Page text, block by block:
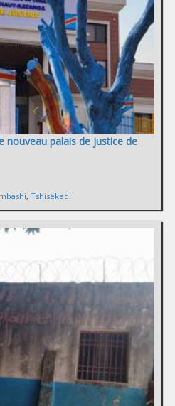
nouveau palais de justice de
, Tshisekedi